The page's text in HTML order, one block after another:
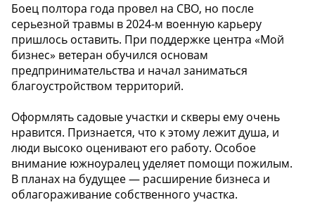
Боец полтора года провел на СВО, но после
серьезной травмы в 2024-м военную карьеру
пришлось оставить. При поддержке центра «Мой
бизнес» ветеран обучился основам
предпринимательства и начал заниматься
благоустройством территорий.
Оформлять садовые участки и скверы ему очень
нравится. Признается, что к этому лежит душа, и
люди высоко оценивают его работу. Особое
внимание южноуралец уделяет помощи пожилым.
В планах на будущее — расширение бизнеса и
облагораживание собственного участка.